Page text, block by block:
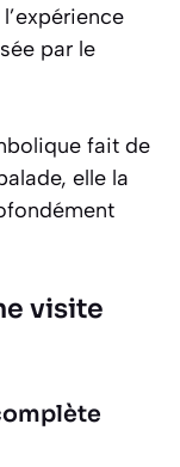
par le
fait de
elle la
visite